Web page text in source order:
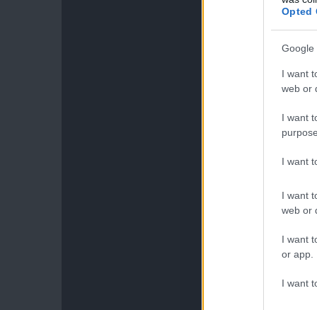
Opted
Google
I want
web or
I want
I want
I want
web or
I want
or app.
I want